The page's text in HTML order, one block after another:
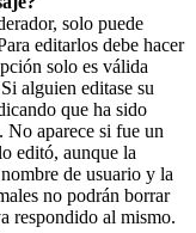
solo puede
editarlos debe hacer
solo es válida
alguien editase su
que ha sido
No aparece si fue un
editó, aunque la
de usuario y la
no podrán borrar
respondido al mismo.